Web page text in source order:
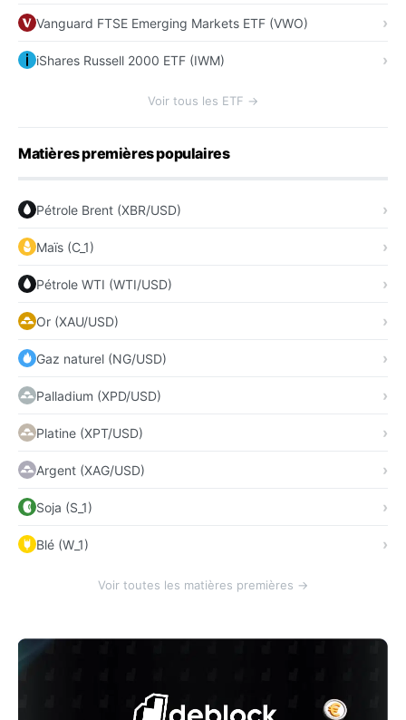
Vanguard FTSE Emerging Markets ETF (VWO)
iShares Russell 2000 ETF (IWM)
Voir tous les ETF →
Matières premières populaires
Pétrole Brent (XBR/USD)
Maïs (C_1)
Pétrole WTI (WTI/USD)
Or (XAU/USD)
Gaz naturel (NG/USD)
Palladium (XPD/USD)
Platine (XPT/USD)
Argent (XAG/USD)
Soja (S_1)
Blé (W_1)
Voir toutes les matières premières →